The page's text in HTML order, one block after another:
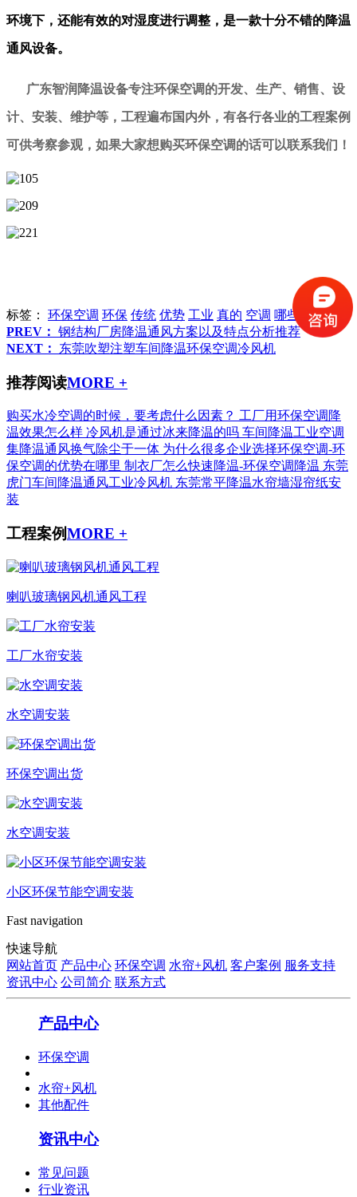
环境下，还能有效的对湿度进行调整，是一款十分不错的降温
通风设备。
广东智润降温设备专注环保空调的开发、生产、销售、设
计、安装、维护等，工程遍布国内外，有各行各业的工程案例
可供考察参观，如果大家想购买环保空调的话可以联系我们！
标签： 环保空调 环保 传统 优势 工业 真的 空调 哪些
PREV： 钢结构厂房降温通风方案以及特点分析推荐
NEXT：
东莞吹塑注塑车间降温环保空调冷风机
推荐阅读MORE +
购买水冷空调的时候，要考虑什么因素？ 工厂用环保空调降
温效果怎么样 冷风机是通过冰来降温的吗 车间降温工业空调
集降温通风换气除尘于一体 为什么很多企业选择环保空调-环
保空调的优势在哪里 制衣厂怎么快速降温-环保空调降温 东莞
虎门车间降温通风工业冷风机 东莞常平降温水帘墙湿帘纸安
装
工程案例MORE +
喇叭玻璃钢风机通风工程
工厂水帘安装
水空调安装
环保空调出货
水空调安装
小区环保节能空调安装
Fast navigation
快速导航
网站首页 产品中心 环保空调 水帘+风机 客户案例 服务支持
资讯中心 公司简介 联系方式
产品中心
环保空调
水帘+风机
其他配件
资讯中心
常见问题
行业资讯